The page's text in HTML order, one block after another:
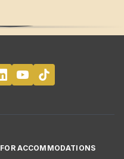
FOR ACCOMMODATIONS